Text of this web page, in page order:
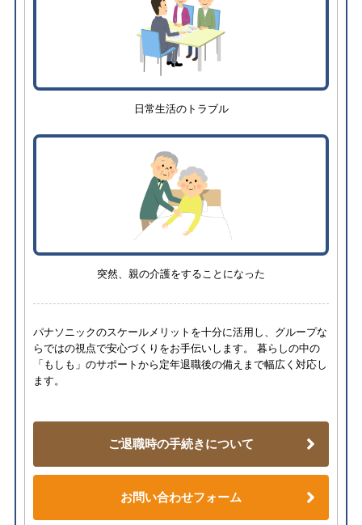
日常生活のトラブル
突然、親の介護をすることになった
パナソニックのスケールメリットを十分に活用し、グループな
らではの視点で安心づくりをお手伝いします。 暮らしの中の
「もしも」のサポートから定年退職後の備えまで幅広く対応し
ます。
ご退職時の手続きについて
お問い合わせフォーム